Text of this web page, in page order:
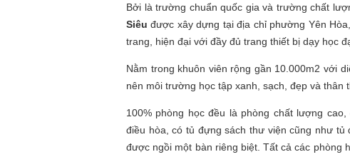
Bởi là trường chuẩn quốc gia và trường chất
Siêu được xây dựng tại địa chỉ phường Yên
trang, hiện đại với đầy đủ trang thiết bị dạy học
Nằm trong khuôn viên rộng gần 10.000m2 với
nên môi trường học tập xanh, sạch, đẹp và thân
100% phòng học đều là phòng chất lượng
điều hòa, có tủ đựng sách thư viện cũng như
được ngồi một bàn riêng biệt. Tất cả các phòng